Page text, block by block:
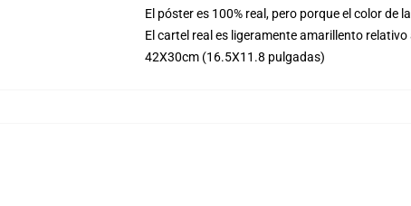
El póster es 100% real, pero porque el color de
El cartel real es ligeramente amarillento relativo
42X30cm (16.5X11.8 pulgadas)